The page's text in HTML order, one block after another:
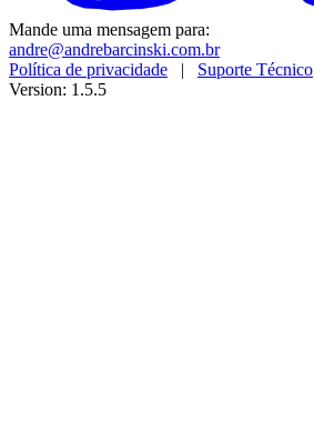
Mande uma mensagem para:
andre@andrebarcinski.com.br
Política de privacidade | Suporte Técnico
Version: 1.5.5